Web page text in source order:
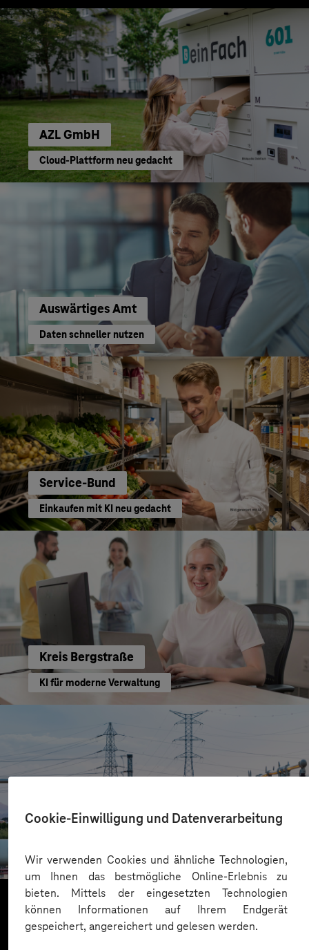
Cookie-Einwilligung und Datenverarbeitung
Wir verwenden Cookies und ähnliche Technologien,
um Ihnen das bestmögliche Online-Erlebnis zu
bieten. Mittels der eingesetzten Technologien
können Informationen auf Ihrem Endgerät
gespeichert, angereichert und gelesen werden.
AZL GmbH
Cloud-Plattform neu gedacht
Auswärtiges Amt
Daten schneller nutzen
Service-Bund
Einkaufen mit KI neu gedacht
Kreis Bergstraße
KI für moderne Verwaltung
HIGHVOLT Prüftechnik Dresden GmbH
CRA-Security für digitale Produkte
Mehr laden